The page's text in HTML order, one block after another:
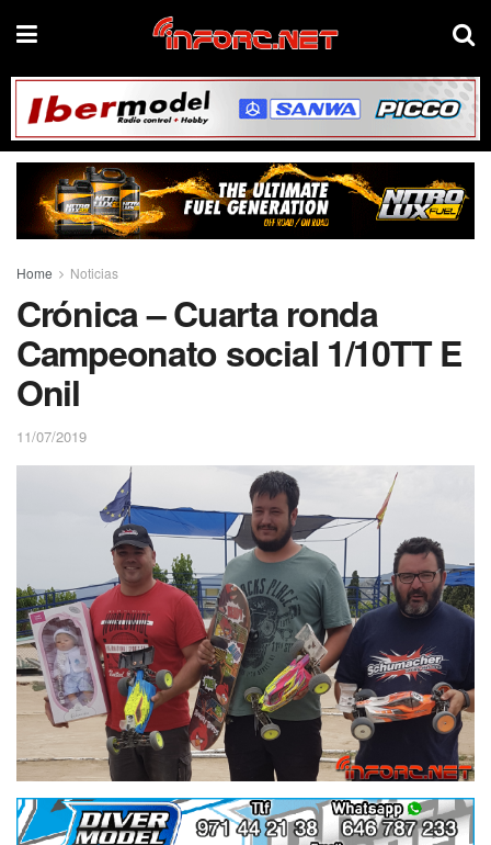
Home Noticias
Crónica – Cuarta ronda
Campeonato social 1/10TT E
Onil
11/07/2019